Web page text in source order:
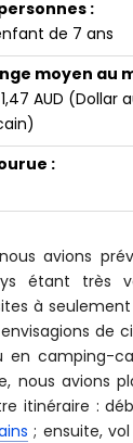
:
en
transport :
:
de 7 ans
AUD (Dollar
:
avions
étant très